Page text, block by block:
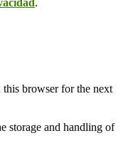
this browser for the next
storage and handling of